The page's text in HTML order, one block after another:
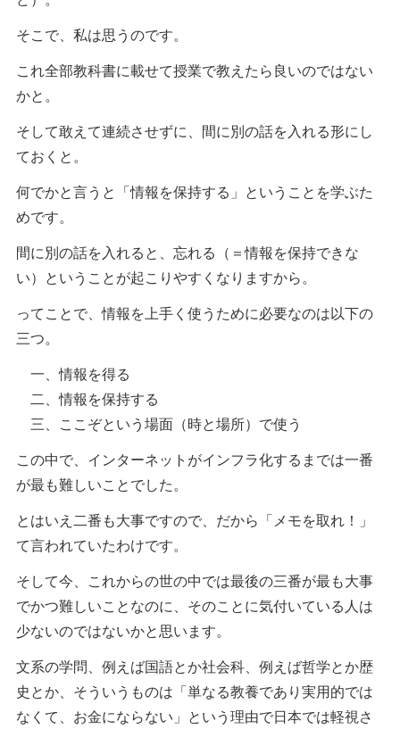
そこで、私は思うのです。
これ全部教科書に載せて授業で教えたら良いのではない
かと。
そして敢えて連続させずに、間に別の話を入れる形にし
ておくと。
何でかと言うと「情報を保持する」ということを学ぶた
めです。
間に別の話を入れると、忘れる（＝情報を保持できな
い）ということが起こりやすくなりますから。
ってことで、情報を上手く使うために必要なのは以下の
三つ。
一、情報を得る
二、情報を保持する
三、ここぞという場面（時と場所）で使う
この中で、インターネットがインフラ化するまでは一番
が最も難しいことでした。
とはいえ二番も大事ですので、だから「メモを取れ！」
て言われていたわけです。
そして今、これからの世の中では最後の三番が最も大事
でかつ難しいことなのに、そのことに気付いている人は
少ないのではないかと思います。
文系の学問、例えば国語とか社会科、例えば哲学とか歴
史とか、そういうものは「単なる教養であり実用的では
なくて、お金にならない」という理由で日本では軽視さ